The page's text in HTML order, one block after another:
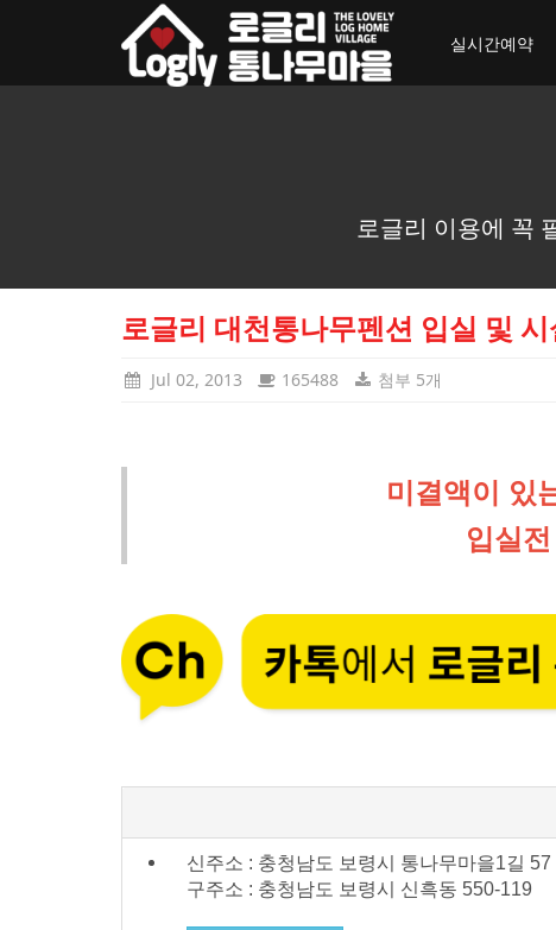
toggle_navigation
실시간예약
로글리 이용에 꼭
로글리 대천통나무펜션 입실 및
Jul 02, 2013 165488 첨부 5개
미결액이 있
입실
신주소 : 충청남도 보령시 통나무마을1길 57
구주소 : 충청남도 보령시 신흑동 550-119